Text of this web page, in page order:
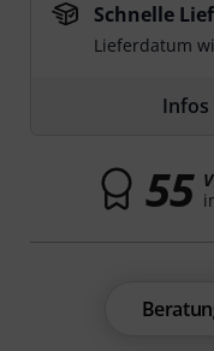
Schnelle
Lieferdatum
Infos
55